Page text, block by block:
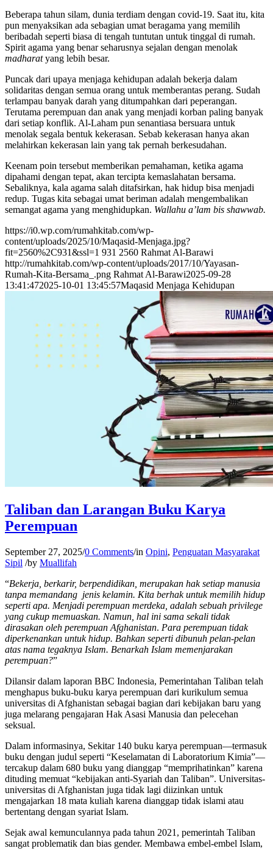
Beberapa tahun silam, dunia terdiam dengan covid-19. Saat itu, kita
pun menyaksikan ada sebagian umat beragama yang memilih
beribadah seperti biasa di tengah tuntutan untuk tinggal di rumah.
Spirit agama yang benar seharusnya sejalan dengan menolak
madharatyang lebih besar.
Puncak dari upaya menjaga kehidupan adalah bekerja dalam
solidaritas dengan semua orang untuk memberantas perang. Sudah
terlampau banyak darah yang ditumpahkan dari peperangan.
Terutama perempuan dan anak yang menjadi korban paling banyak
dari setiap konflik. Al-Laham pun senantiasa bersuara untuk
menolak segala bentuk kekerasan. Sebab kekerasan hanya akan
melahirkan kekerasan lain yang tak pernah berkesudahan.
Keenam poin tersebut memberikan pemahaman, ketika agama
dipahami dengan tepat, akan tercipta kemaslahatan bersama.
Sebaliknya, kala agama salah ditafsirkan, hak hidup bisa menjadi
redup. Tugas kita sebagai umat beriman adalah mengembalikan
semangat agama yang menghidupkan. Wallahu a’lam bis shawwab.
https://i0.wp.com/rumahkitab.com/wp-
content/uploads/2025/10/Maqasid-Menjaga.jpg?
fit=2560%2C931&ssl=1 931 2560 Rahmat Al-Barawi
http://rumahkitab.com/wp-content/uploads/2017/10/Yayasan-
Rumah-Kita-Bersama_.png Rahmat Al-Barawi2025-09-28
13:41:472025-10-01 13:45:57Maqasid Menjaga Kehidupan
Taliban dan Larangan Buku Karya
Perempuan
September 27, 2025/0 Comments/in Opini, Penguatan Masyarakat
Sipil /by Muallifah
“Bekerja, berkarir, berpendidikan, merupakan hak setiap manusia
tanpa memandang jenis kelamin. Kita berhak untuk memilih hidup
seperti apa. Menjadi perempuan merdeka, adalah sebuah privilege
yang cukup memuaskan. Namun, hal ini sama sekali tidak
dirasakan oleh perempuan Afghanistan. Para perempuan tidak
diperkenankan untuk hidup. Bahkan seperti dibunuh pelan-pelan
atas nama tegaknya Islam. Benarkah Islam memenjarakan
perempuan?”
Dilansir dalam laporan BBC Indonesia, Pemerintahan Taliban telah
menghapus buku-buku karya perempuan dari kurikulum semua
universitas di Afghanistan sebagai bagian dari kebijakan baru yang
juga melarang pengajaran Hak Asasi Manusia dan pelecehan
seksual.
Dalam informasinya, Sekitar 140 buku karya perempuan—termasuk
buku dengan judul seperti “Keselamatan di Laboratorium Kimia”—
tercakup dalam 680 buku yang dianggap “memprihatinkan” karena
dituding memuat “kebijakan anti-Syariah dan Taliban”. Universitas-
universitas di Afghanistan juga tidak lagi diizinkan untuk
mengajarkan 18 mata kuliah karena dianggap tidak islami atau
bertentang dengan syariat Islam.
Sejak awal kemunculannya pada tahun 2021, pemerintah Taliban
sangat problematik dan bias gender. Membawa embel-embel Islam,